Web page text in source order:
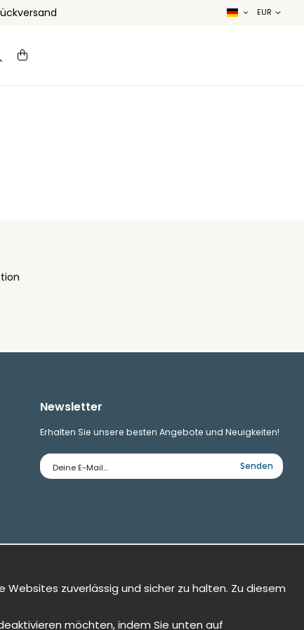
Newsletter
Erhalten Sie unsere besten Angebote und Neuigkeiten!
E-
Mailadresse
Senden
zuverlässig und sicher zu halten. Zu diesem
möchten, indem Sie unten auf